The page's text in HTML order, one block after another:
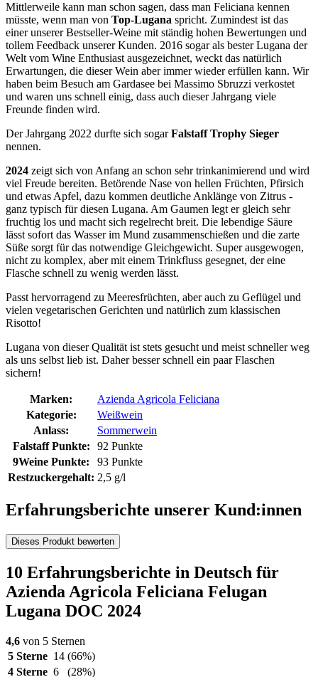
Mittlerweile kann man schon sagen, dass man Feliciana kennen
müsste, wenn man von Top-Lugana spricht. Zumindest ist das
einer unserer Bestseller-Weine mit ständig hohen Bewertungen und
tollem Feedback unserer Kunden. 2016 sogar als bester Lugana der
Welt vom Wine Enthusiast ausgezeichnet, weckt das natürlich
Erwartungen, die dieser Wein aber immer wieder erfüllen kann. Wir
haben beim Besuch am Gardasee bei Massimo Sbruzzi verkostet
und waren uns schnell einig, dass auch dieser Jahrgang viele
Freunde finden wird.
Der Jahrgang 2022 durfte sich sogarFalstaff Trophy Sieger
nennen.
2024 zeigt sich von Anfang an schon sehr trinkanimierend und wird
viel Freude bereiten. Betörende Nase von hellen Früchten, Pfirsich
und etwas Apfel, dazu kommen deutliche Anklänge von Zitrus -
ganz typisch für diesen Lugana. Am Gaumen legt er gleich sehr
fruchtig los und macht sich regelrecht breit. Die lebendige Säure
lässt sofort das Wasser im Mund zusammenschießen und die zarte
Süße sorgt für das notwendige Gleichgewicht. Super ausgewogen,
nicht zu komplex, aber mit einem Trinkfluss gesegnet, der eine
Flasche schnell zu wenig werden lässt.
Passt hervorragend zu Meeresfrüchten, aber auch zu Geflügel und
vielen vegetarischen Gerichten und natürlich zum klassischen
Risotto!
Lugana von dieser Qualität ist stets gesucht und meist schneller weg
als uns selbst lieb ist. Daher besser schnell ein paar Flaschen
sichern!
Marken:
Azienda Agricola Feliciana
Kategorie:
Weißwein
Anlass:
Sommerwein
Falstaff Punkte:
92 Punkte
9Weine Punkte:
93 Punkte
Restzuckergehalt: 2,5 g/l
Erfahrungsberichte unserer Kund:innen
Dieses Produkt bewerten
10 Erfahrungsberichte in Deutsch für
Azienda Agricola Feliciana Felugan
Lugana DOC 2024
4,6 von 5 Sternen
5 Sterne 14 (66%)
4 Sterne 6
(28%)